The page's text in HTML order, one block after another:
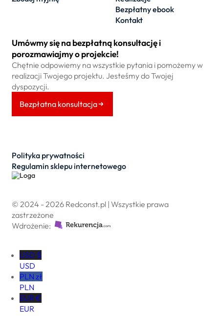
Bezpłatny ebook
Kontakt
Umówmy się na bezpłatną konsultację i
porozmawiajmy o projekcie!
Chętnie odpowiemy na wszystkie pytania i pomożemy w
realizacji Twojego projektu. Jesteśmy do Twojej
dyspozycji.
Bezpłatna konsultacja
Polityka prywatności
Regulamin sklepu internetowego
© 2024 - 2026 Redconst.pl | Wszystkie prawa
zastrzeżone
Wdrożenie:
USD $
USD
PLN zł
PLN
EUR €
EUR